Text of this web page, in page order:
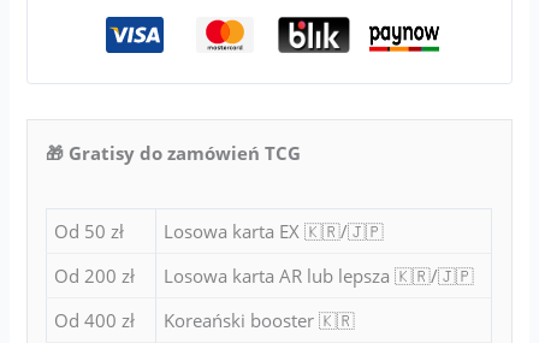
🎁 Gratisy do zamówień TCG
Od 50 zł
Losowa karta EX 🇰🇷/🇯🇵
Od 200 zł
Losowa karta AR lub lepsza 🇰🇷/🇯🇵
Od 400 zł
Koreański booster 🇰🇷